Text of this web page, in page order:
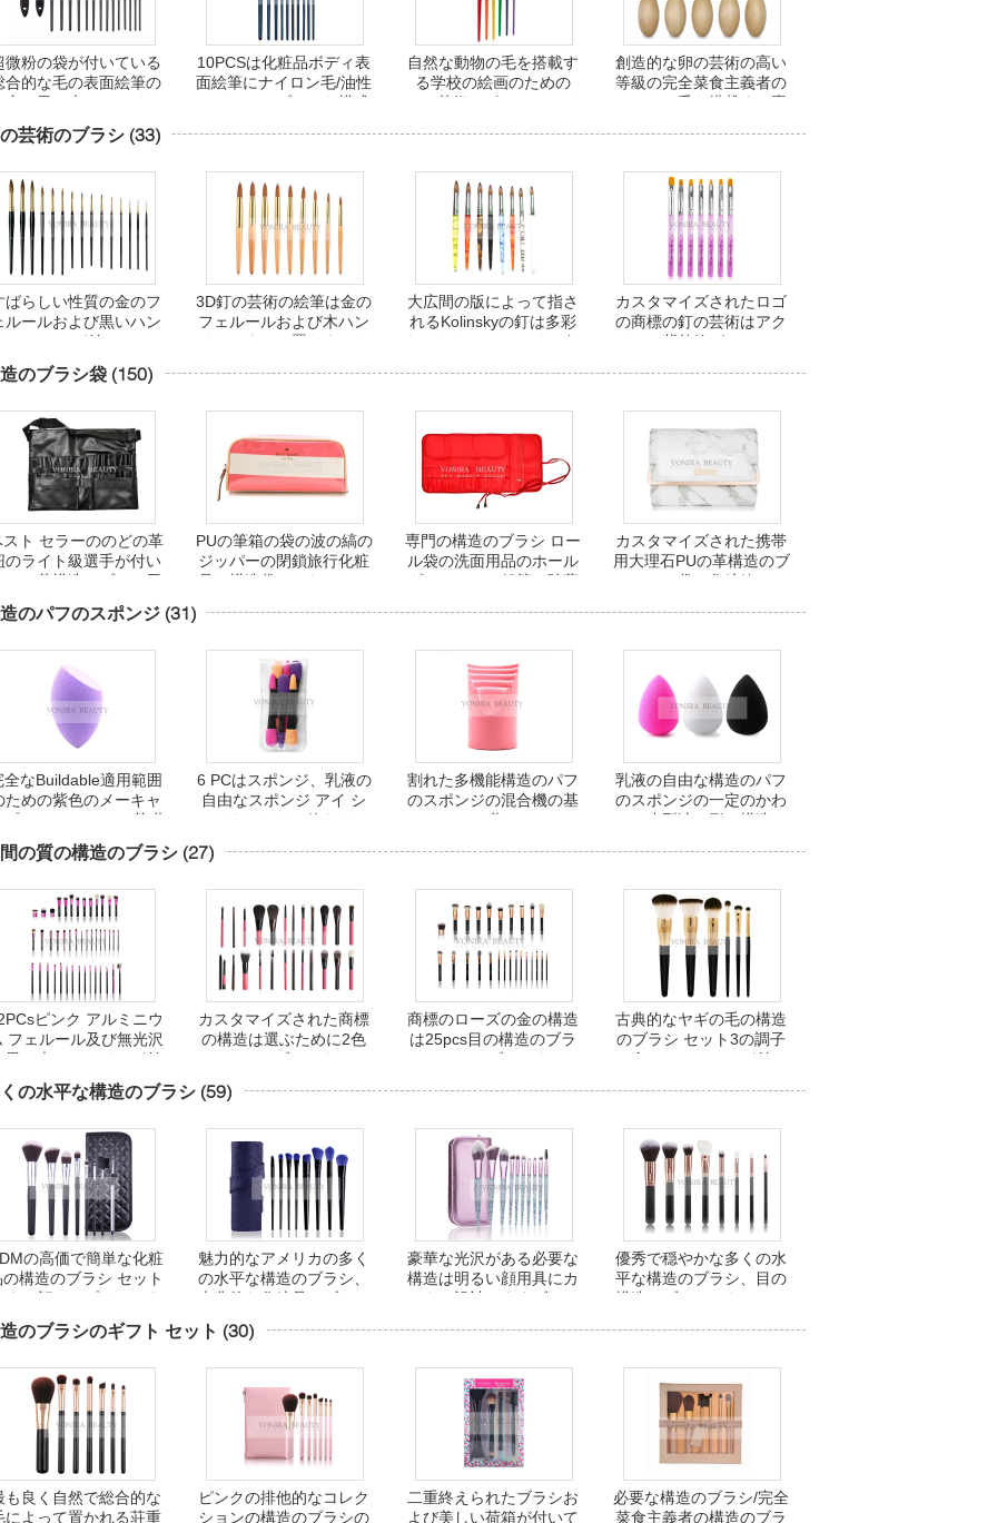
微粉の袋が付いている
合的な毛の表面絵筆の
定の黒い木のハンドル
16pcs
10PCSは化粧品ボディ表
面絵筆にナイロン毛/油性
ペイントのブラシを構成
自然な動物の毛を搭載す
る学校の絵画のための
6Pcs芸術のボディー ペイ
創造的な卵の芸術の高い
等級の完全菜食主義者の
Taklonの毛を搭載する専
芸術のブラシ (33)
ばらしい性質の金のフ
ルールおよび黒いハン
15 PCSが付いている
粋なKolinskyの円形の
釘の芸術のブラシ
3D釘の芸術の絵筆は金の
フェルールおよび木ハン
ドルによって置きました
大広間の版によって指さ
れるKolinskyの釘は多彩
なアクリルのハンドル/釘
カスタマイズされたロゴ
の商標の釘の芸術はアク
リルの紫外線ゲルのマニ
のブラシ袋 (150)
スト セラーののどの革
のライト級選手が付い
いる革構造のブラシ用
具エプロン/ベルト
PUの筆箱の袋の波の縞の
ジッパーの閉鎖旅行化粧
品の構造袋のかわいいペ
専門の構造のブラシ ロー
ル袋の洗面用品のホール
ダーのペンの鉛筆の貯蔵
カスタマイズされた携帯
用大理石PUの革構造のブ
ラシ袋の化粧箱
のパフのスポンジ (31)
全なBuildable適用範囲
ための紫色のメーキャ
プ アーティストの基礎
造のパフのスポンジ
6 PCはスポンジ、乳液の
自由なスポンジ アイ シ
ャドウのための終わりの
割れた多機能構造のパフ
のスポンジの混合機の基
礎
乳液の自由な構造のパフ
のスポンジの一定のかわ
いい小型涙の形の構造の
の質の構造のブラシ (27)
ピンク アルミニウ
フェルール及び無光沢
黒い木のハンドルが付
ている実線の化粧品の
構造のブラシ セット
カスタマイズされた商標
の構造は選ぶために2色
の24pcsにブラシをかけ
商標のローズの金の構造
は25pcs目の構造のブラ
シ セットにブラシをかけ
古典的なヤギの毛の構造
のブラシ セット3の調子
の金のフェルールが付い
の水平な構造のブラシ (59)
の高価で簡単な化粧
構造のブラシ セット
よい顔のアプリケータ
魅力的なアメリカの多く
の水平な構造のブラシ、
古典的な化粧品のブラシ
豪華な光沢がある必要な
構造は明るい顔用具にカ
スタム設計しますブラシ
優秀で穏やかな多くの水
平な構造のブラシ、目の
構造のブラシのキットの
のブラシのギフト セット (30)
も良く自然で総合的な
によって置かれる荘重
ピンクの排他的なコレク
ションの構造のブラシの
二重終えられたブラシお
よび美しい荷箱が付いて
必要な構造のブラシ/完全
菜食主義者の構造のブラ